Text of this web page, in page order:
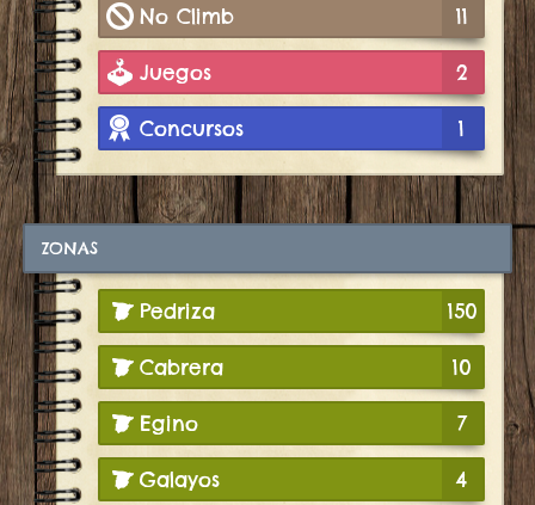
No Climb 11
Juegos 2
Concursos 1
ZONAS
Pedriza 150
Cabrera 10
Egino 7
Galayos 4